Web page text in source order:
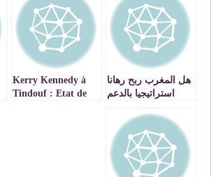
هل المغرب ربح رهانا
استراتيجيا بالدعم
الذاتي للصحراء
Kerry Kennedy à
Tindouf : Etat de